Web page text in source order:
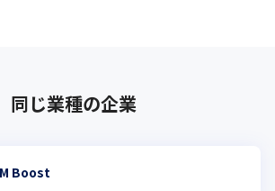
同じ業種の企業
Boost